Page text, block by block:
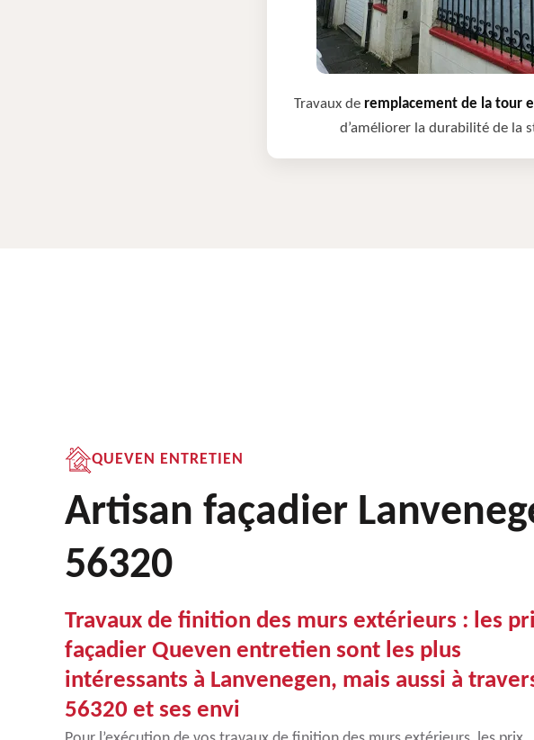
Travaux de remplacement de la tour
d’améliorer la durabilité de la
QUEVEN ENTRETIEN
Artisan façadier
56320
Travaux de finition des murs extérieurs : les
façadier Queven entretien sont les plus
intéressants à Lanvenegen, mais aussi à
56320 et ses envi